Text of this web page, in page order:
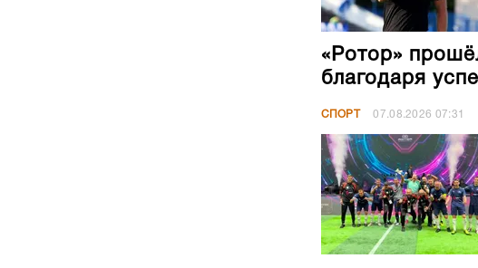
«Ротор»
благодаря
СПОРТ 07.08.2026 07:31